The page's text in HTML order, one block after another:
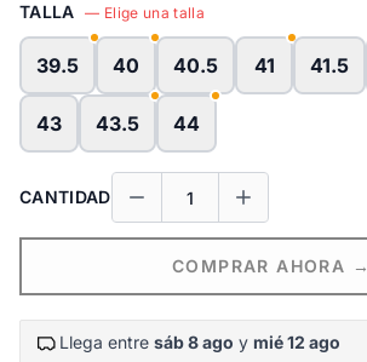
TALLA — Elige una talla
39.5 40 40.5 41 41.5
43 43.5 44
CANTIDAD
COMPRAR AHORA →
Llega entre sáb 8 ago y mié 12 ago